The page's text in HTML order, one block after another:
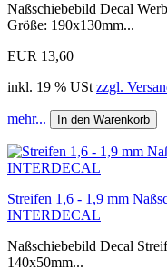
Naßschiebebild Decal
Größe: 190x130mm...
EUR 13,60
inkl. 19 % USt zzgl.
mehr... In den Warenkorb
Streifen 1,6 - 1,9 mm
INTERDECAL
Naßschiebebild Decal
140x50mm...